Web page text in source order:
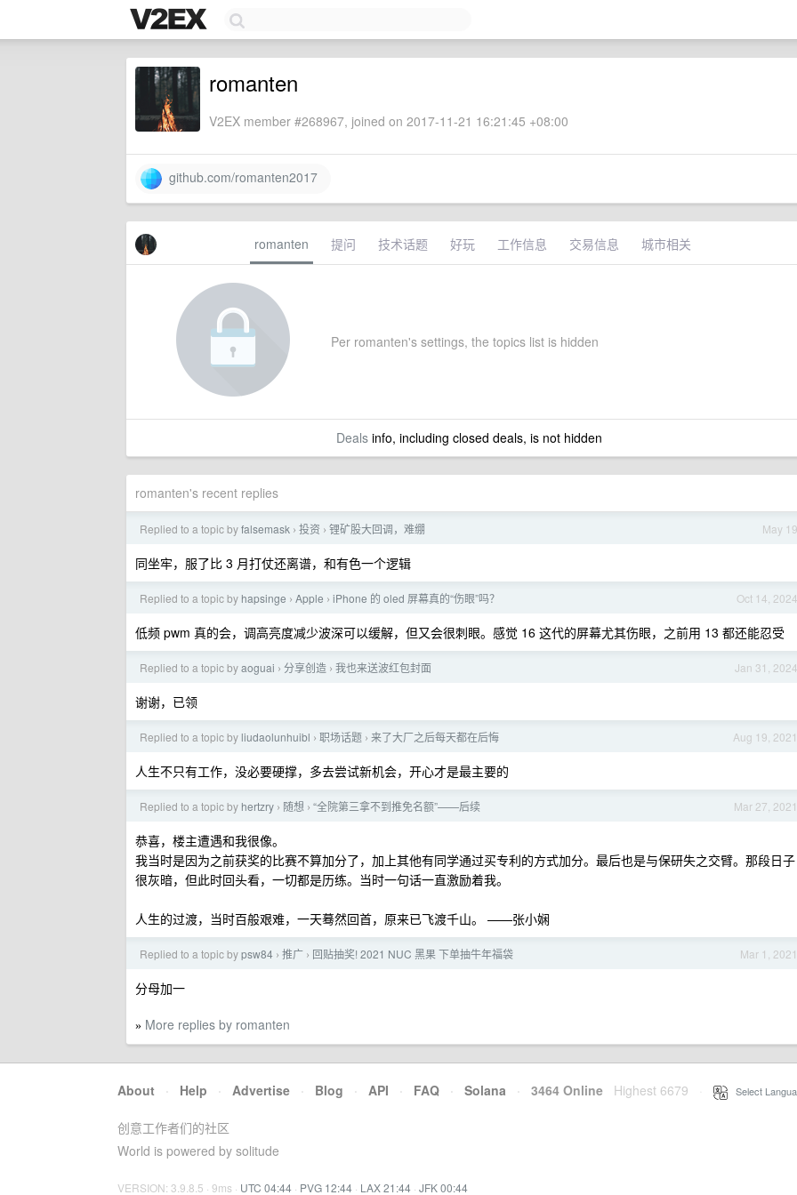
romanten
V2EX member #268967, joined on 2017-11-21 16:21:45 +08:00
github.com/romanten2017
romanten 提问 技术话题 好玩 工作信息 交易信息 城市相关
Per romanten's settings, the topics list is hidden
Dealsinfo, including closed deals, is not hidden
romanten's recent replies
May 19
Replied to a topic byfalsemask › 投资 › 锂矿股大回调，难绷
同坐牢，服了比 3 月打仗还离谱，和有色一个逻辑
Oct 14, 2024
Replied to a topic by hapsinge › Apple › iPhone 的 oled 屏幕真的“伤眼”吗？
低频 pwm 真的会，调高亮度减少波深可以缓解，但又会很刺眼。感觉 16 这代的屏幕尤其伤眼，之前用 13 都还能忍受
Jan 31, 2024
Replied to a topic byaoguai › 分享创造 › 我也来送波红包封面
谢谢，已领
Aug 19, 2021
Replied to a topic by liudaolunhuibl › 职场话题 › 来了大厂之后每天都在后悔
人生不只有工作，没必要硬撑，多去尝试新机会，开心才是最主要的
Mar 27, 2021
Replied to a topic by hertzry › 随想 › “全院第三拿不到推免名额”——后续
恭喜，楼主遭遇和我很像。
我当时是因为之前获奖的比赛不算加分了，加上其他有同学通过买专利的方式加分。最后也是与保研失之交臂。那段日子
很灰暗，但此时回头看，一切都是历练。当时一句话一直激励着我。
人生的过渡，当时百般艰难，一天蓦然回首，原来已飞渡千山。 ——张小娴
Mar 1, 2021
Replied to a topic bypsw84 › 推广 › 回贴抽奖! 2021 NUC 黑果 下单抽牛年福袋
分母加一
» More replies by romanten
About · Help · Advertise · Blog · API · FAQ · Solana · 3464 Online Highest 6679 Select
创意工作者们的社区
World is powered by solitude
VERSION: 3.9.8.5 · 9ms · UTC 04:44 · PVG 12:44 · LAX 21:44 · JFK 00:44